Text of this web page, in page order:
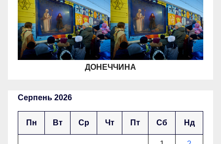
ДОНЕЧЧИНА
Серпень 2026
Пн Вт Ср Чт Пт Сб Нд